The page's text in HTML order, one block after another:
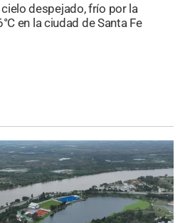
despejado, frío por la
en la ciudad de Santa Fe